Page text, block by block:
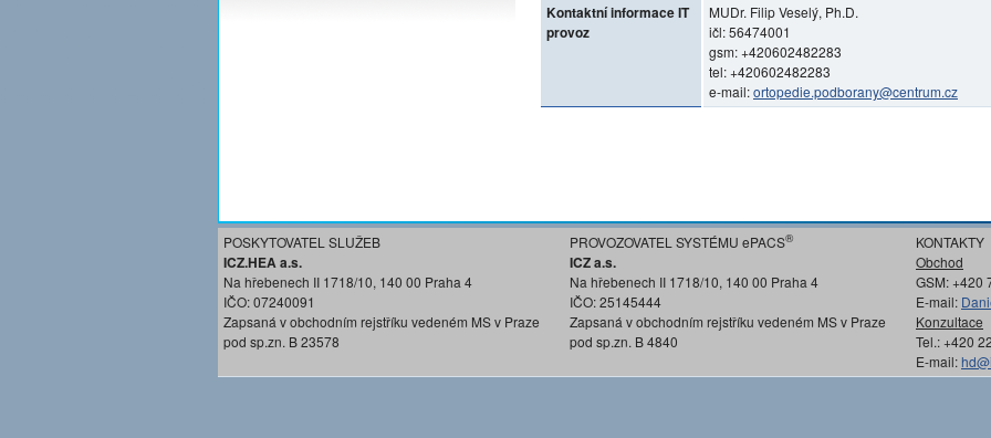
Kontaktní informace IT
provoz
MUDr. Filip Veselý, Ph.D.
ičl: 56474001
gsm: +420602482283
tel: +420602482283
e-mail:ortopedie.podborany@centrum.cz
POSKYTOVATEL SLUŽEB
ICZ.HEA a.s.
Na hřebenech II 1718/10, 140 00 Praha 4
IČO: 07240091
Zapsaná v obchodním rejstříku vedeném MS v Praze
pod sp.zn. B 23578
PROVOZOVATEL SYSTÉMU ePACS®
ICZ a.s.
Na hřebenech II 1718/10, 140 00 Praha 4
IČO: 25145444
Zapsaná v obchodním rejstříku vedeném MS v Praze
pod sp.zn. B 4840
KONTAKTY
Obchod
GSM: +420
E-mail:
Konzultace
Tel.: +420
E-mail: